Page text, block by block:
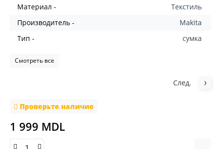
Материал -
Текстиль
Производитель -
Makita
Тип -
сумка
Смотреть все
След.
Проверьте наличие
1 999 MDL